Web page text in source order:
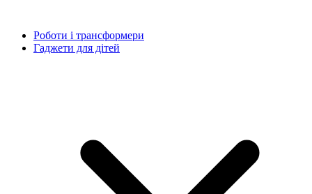
Роботи і трансформери
Гаджети для дітей